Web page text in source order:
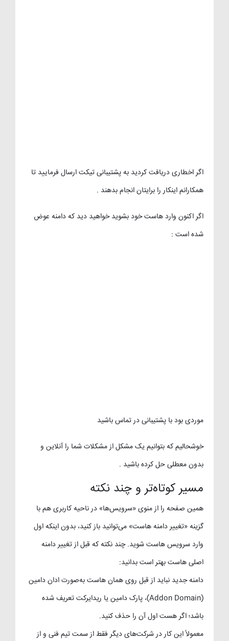
اگر اخطاری دریافت کردید به پشتیبانی تیکت ارسال فرمایید تا
همکارانم اینکار را برایتان انجام بدهند .
اگر اکنون وارد هاست خود بشوید خواهید دید که دامنه عوض
شده است :
موردی بود با پشتیبانی در تماس باشید
خوشحالیم که بتوانیم یک مشکل از مشکلات شما را آنلاین و
بدون معطلی حل کرده باشید .
مسیر کوتاه‌تر و چند نکته
همین صفحه را از منوی «سرویس‌ها» در ناحیه کاربری هم با
گزینه «تغییر دامنه هاست» می‌توانید باز کنید، بدون اینکه اول
وارد سرویس هاست شوید. چند نکته که قبل از تغییر دامنه
اصلی هاست بهتر است بدانید:
دامنه جدید نباید از قبل روی همان هاست به‌صورت ادان دامین
(Addon Domain)، پارک دامین یا ریدایرکت تعریف شده
باشد؛ اگر هست اول آن را حذف کنید.
معمولاً این کار در شرکت‌های دیگر فقط از سمت تیم فنی و از